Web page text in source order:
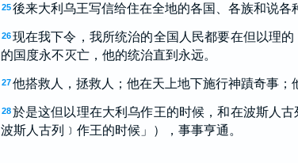
25 後来大利乌王写信给住在全地的各国、各族和说各
26 现在我下令，我所统治的全国人民都要在但以
的国度永不灭亡，他的统治直到永远。
27 他搭救人，拯救人；他在天上地下施行神蹟奇事；
28 於是这但以理在大利乌作王的时候，和在波斯人
波斯人古列﹞作王的时候」），事事亨通。